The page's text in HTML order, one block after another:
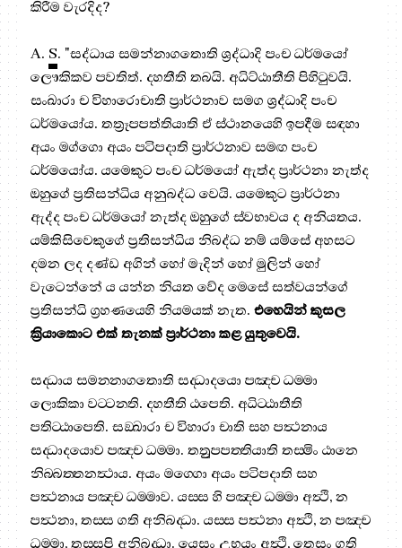
කිරීම වැරදිද?
A. S. "සද්ධාය සමන්නාගතොති ශ්‍රද්ධාදි පංච ධර්මයෝ
ලෞකිකව පවතිත්. දහතීති තබයි. අධිට්ඨාතීති පිහිටුවයි.
සංඛාරා ච විහාරොචාති ප්‍රාර්ථනාව සමග ශ්‍රද්ධාදි පංච
ධර්මයෝය. තත්‍රෑපපත්තියාති ඒ ස්ථානයෙහි ඉපදීම සඳහා
අයං මග්ගො අයං පටිපදාති ප්‍රාර්ථනාව සමඟ පංච
ධර්මයෝය. යමෙකුට පංච ධර්මයෝ ඇත්ද ප්‍රාර්ථනා නැත්ද
ඔහුගේ ප්‍රතිසන්ධිය අනුබද්ධ වෙයි. යමෙකුට ප්‍රාර්ථනා
ඇද්ද පංච ධර්මයෝ නැත්ද ඔහුගේ ස්වභාවය ද අනියතය.
යම්කිසිවෙකුගේ ප්‍රතිසන්ධිය නිබද්ධ නම් යම්සේ අහසට
දමන ලද දණ්ඩ අගින් හෝ මැදින් හෝ මුලින් හෝ
වැටෙන්නේ ය යන්න නියත වේද මෙසේ සත්වයන්ගේ
ප්‍රතිසන්ධි ග්‍රහණයෙහි නියමයක් නැත.එහෙයින් කුසල
ක්‍රියාකොට එක් තැනක් ප්‍රාර්ථනා කළ යුතුවෙයි.
සද‍්ධාය සමන‍්නාගතොති සද‍්ධාදයො පඤ‍්ච ධම‍්මා
ලොකිකා වට‍්ටන‍්ති. දහතීති ඨපෙති. අධිට‍්ඨාතීති
පතිට‍්ඨාපෙති. සඞ‍්ඛාරා ච විහාරා චාති සහ පත්‍ථනාය
සද‍්ධාදයොව පඤ‍්ච ධම‍්මා. තත්‍රුපපත‍්තියාති තස‍්මිං ඨානෙ
නිබ‍්බත‍්තනත්‍ථාය. අයං මග‍්ගො අයං පටිපදාති සහ
පත්‍ථනාය පඤ‍්ච ධම‍්මාව. යස‍්ස හි පඤ‍්ච ධම‍්මා අත්‍ථි, න
පත්‍ථනා, තස‍්ස ගති අනිබද‍්ධා. යස‍්ස පත්‍ථනා අත්‍ථි, න පඤ‍්ච
ධම‍්මා, තස‍්සපි අනිබද‍්ධා. යෙසං උභයං අත්‍ථි, තෙසං ගති